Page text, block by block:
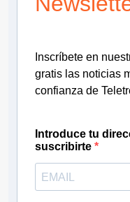
Inscríbete en
gratis las noticias
confianza de
Introduce tu
suscribirte